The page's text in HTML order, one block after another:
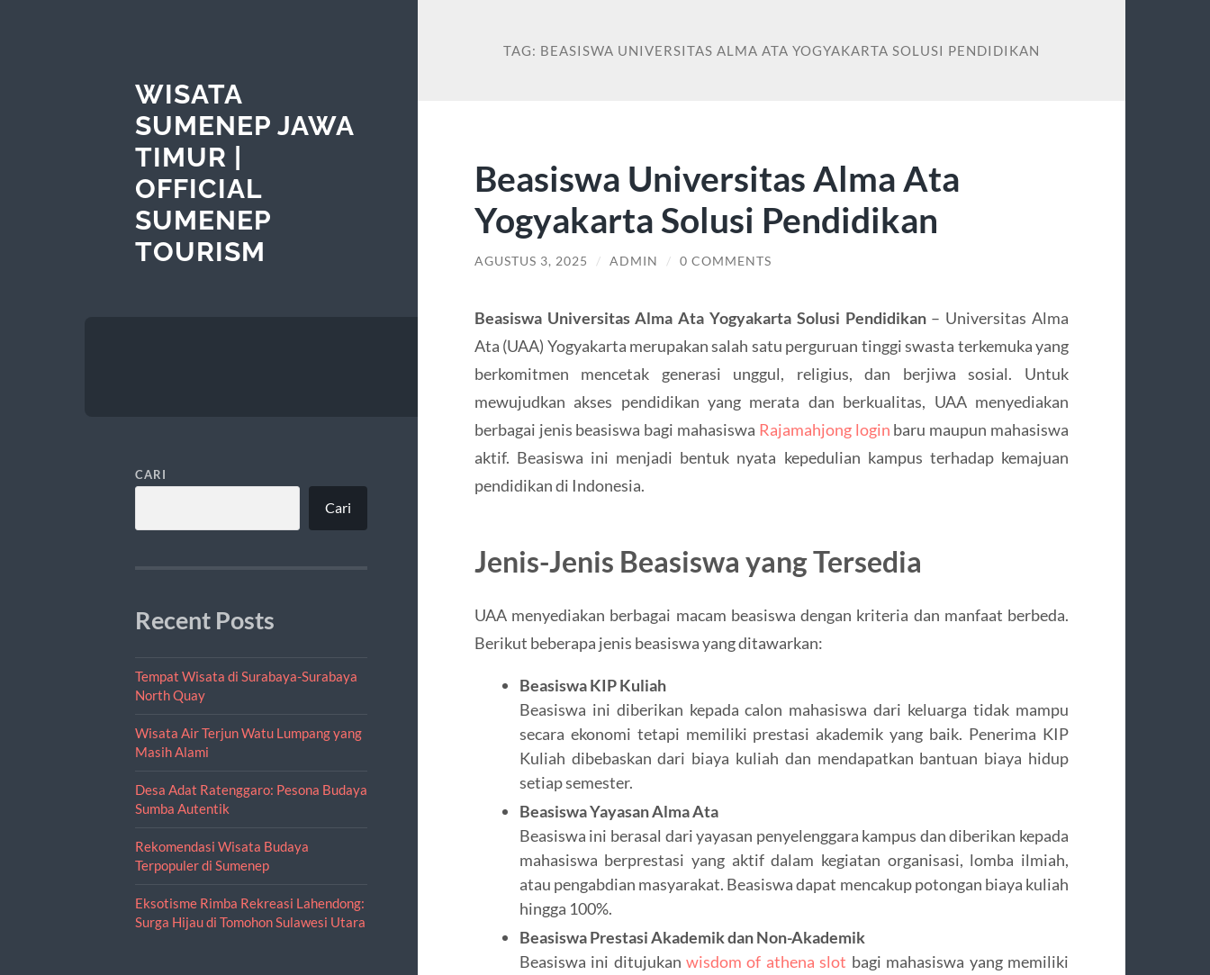
WISATA
SUMENEP JAWA
TIMUR |
OFFICIAL
SUMENEP
TOURISM
CARI
Cari
Recent Posts
Tempat Wisata di Surabaya-Surabaya
North Quay
Wisata Air Terjun Watu Lumpang yang
Masih Alami
Desa Adat Ratenggaro: Pesona Budaya
Sumba Autentik
Rekomendasi Wisata Budaya
Terpopuler di Sumenep
Eksotisme Rimba Rekreasi Lahendong:
Surga Hijau di Tomohon Sulawesi Utara
TAG: BEASISWA UNIVERSITAS ALMA ATA YOGYAKARTA SOLUSI PENDIDIKAN
Beasiswa Universitas Alma Ata
Yogyakarta Solusi Pendidikan
AGUSTUS 3, 2025 / ADMIN / 0 COMMENTS
Beasiswa Universitas Alma Ata Yogyakarta Solusi Pendidikan– Universitas Alma
Ata (UAA) Yogyakarta merupakan salah satu perguruan tinggi swasta terkemuka yang
berkomitmen mencetak generasi unggul, religius, dan berjiwa sosial. Untuk
mewujudkan akses pendidikan yang merata dan berkualitas, UAA menyediakan
berbagai jenis beasiswa bagi mahasiswa Rajamahjong login baru maupun mahasiswa
aktif. Beasiswa ini menjadi bentuk nyata kepedulian kampus terhadap kemajuan
pendidikan di Indonesia.
Jenis-Jenis Beasiswa yang Tersedia
UAA menyediakan berbagai macam beasiswa dengan kriteria dan manfaat berbeda.
Berikut beberapa jenis beasiswa yang ditawarkan:
Beasiswa KIP Kuliah
Beasiswa ini diberikan kepada calon mahasiswa dari keluarga tidak mampu
secara ekonomi tetapi memiliki prestasi akademik yang baik. Penerima KIP
Kuliah dibebaskan dari biaya kuliah dan mendapatkan bantuan biaya hidup
setiap semester.
Beasiswa Yayasan Alma Ata
Beasiswa ini berasal dari yayasan penyelenggara kampus dan diberikan kepada
mahasiswa berprestasi yang aktif dalam kegiatan organisasi, lomba ilmiah,
atau pengabdian masyarakat. Beasiswa dapat mencakup potongan biaya kuliah
hingga 100%.
Beasiswa Prestasi Akademik dan Non-Akademik
Beasiswa ini ditujukanwisdom of athena slot bagi mahasiswa yang memiliki